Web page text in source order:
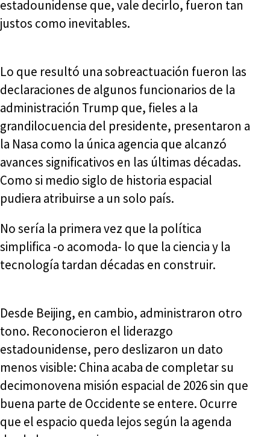
estadounidense que, vale decirlo, fueron tan
justos como inevitables.
Lo que resultó una sobreactuación fueron las
declaraciones de algunos funcionarios de la
administración Trump que, fieles a la
grandilocuencia del presidente, presentaron a
la Nasa como la única agencia que alcanzó
avances significativos en las últimas décadas.
Como si medio siglo de historia espacial
pudiera atribuirse a un solo país.
No sería la primera vez que la política
simplifica -o acomoda- lo que la ciencia y la
tecnología tardan décadas en construir.
Desde Beijing, en cambio, administraron otro
tono. Reconocieron el liderazgo
estadounidense, pero deslizaron un dato
menos visible: China acaba de completar su
decimonovena misión espacial de 2026 sin que
buena parte de Occidente se entere. Ocurre
que el espacio queda lejos según la agenda